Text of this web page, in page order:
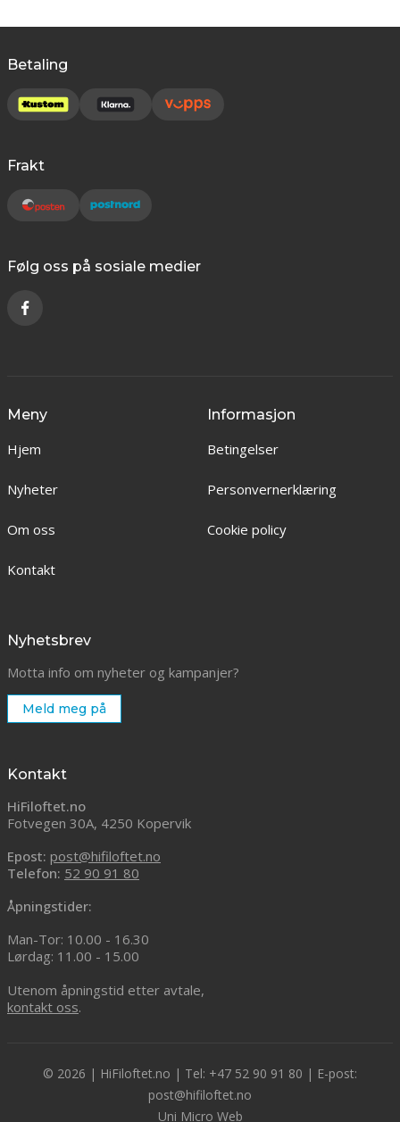
Betaling
Frakt
Følg oss på sosiale medier
Meny
Hjem
Nyheter
Om oss
Kontakt
Informasjon
Betingelser
Personvernerklæring
Cookie policy
Nyhetsbrev
Motta info om nyheter og kampanjer?
Meld meg på
Kontakt
HiFiloftet.no
Fotvegen 30A, 4250 Kopervik
Epost: post@hifiloftet.no
Telefon: 52 90 91 80
Åpningstider:
Man-Tor: 10.00 - 16.30
Lørdag: 11.00 - 15.00
Utenom åpningstid etter avtale,
kontakt oss.
© 2026 | HiFiloftet.no | Tel: +47 52 90 91 80 | E-post:
post@hifiloftet.no
Uni Micro Web